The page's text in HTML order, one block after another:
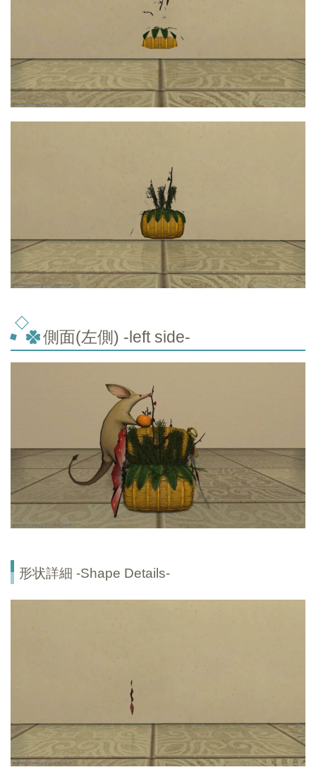
側面(左側) -left side-
形状詳細 -Shape Details-